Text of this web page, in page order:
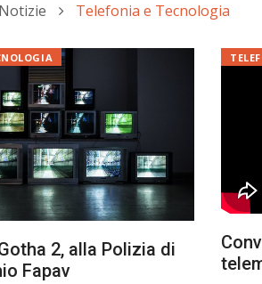
Notizie Telefonia e Tecnologia
2, alla Polizia di
Fapav